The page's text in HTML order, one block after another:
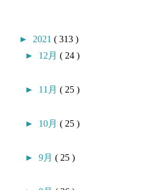
► 2021( 313 )
► 12月( 24 )
► 11月( 25 )
► 10月( 25 )
►9月( 25 )